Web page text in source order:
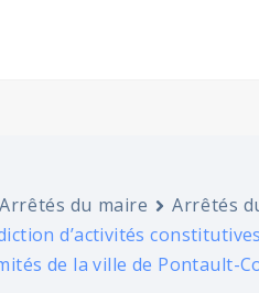
Arrêtés du maire
Arrêtés
d’activités
de la ville de Pontault-